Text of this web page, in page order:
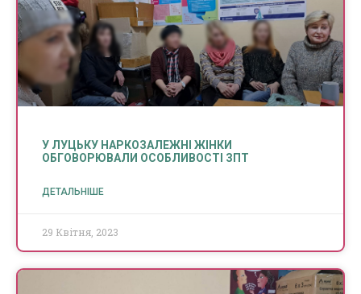
У ЛУЦЬКУ НАРКОЗАЛЕЖНІ ЖІНКИ
ОБГОВОРЮВАЛИ ОСОБЛИВОСТІ ЗПТ
ДЕТАЛЬНІШЕ
29 Квітня, 2023